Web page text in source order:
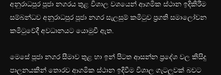
අනුරාධපුර පූජා නගරය තුළ විශාල වශයෙන් ආගමික ස්ථාන ඉදිකිරීම
සම්බන්ධව අනුරාධපුර පූජා නගර සැලසුම් කමිටුව ප්‍රගති සමාලෝචන
කමිටුවේදී අවධානයට යොමුවී ඇත.
මෙසේ පූජා නගර සීමාව තුළ හා ඉන් පිටත ආසන්න ප්‍රදේශ වල කිසිදු
පාලනයකින් තොරව ආගමික ස්ථාන ඉදිවීම විශාල ගැටලුවක් බවට